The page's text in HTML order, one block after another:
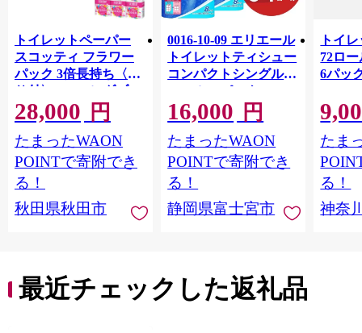
トイレットペーパー
スコッティ フラワー
パック 3倍長持ち〈香
り付〉4ロール(ダブ
ル)×12パック 日用品
最短翌日発送 [スコッ
ティ フラワーパック
トイレットペーパー
日本製紙クレシア] 秋
田県秋田市
28,000 円
たまったWAON
POINTで寄附でき
る！
秋田県秋田市
0016-10-09 エリエール
トイレットティシュー
コンパクトシングル 8
ロール×8パック 64ロ
ール 1.5倍巻 82.5m
トイレットペーパー
シングル パルプ100％
香りつき 日用品 消耗
品 備蓄
16,000 円
たまったWAON
POINTで寄附でき
る！
静岡県富士宮市
トイ
72ロ
6パッ
FSCリ
長巻タ
100％
防災
ペー
川県
トペー
たま
る！
神奈
最近チェックした返礼品